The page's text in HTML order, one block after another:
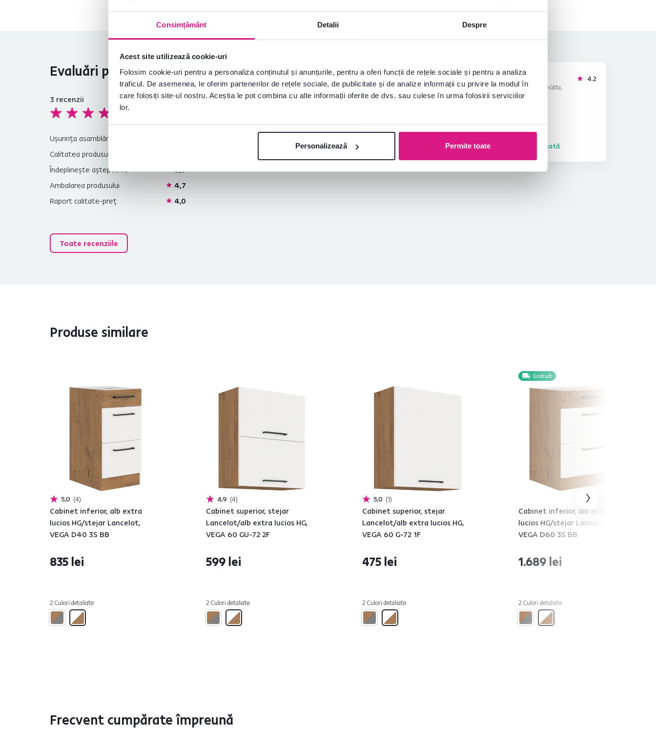
Consimțământ Detalii Despre
Acest site utilizează cookie-uri
Folosim cookie-uri pentru a personaliza conținutul și anunțurile, pentru a oferi funcții de rețele sociale și pentru a analiza
traficul. De asemenea, le oferim partenerilor de rețele sociale, de publicitate și de analize informații cu privire la modul în
care folosiți site-ul nostru. Aceștia le pot combina cu alte informații oferite de dvs. sau culese în urma folosirii serviciilor
lor.
Personalizează Permite toate
Evaluări produs
3 recenzii
Ușurința asamblării
Calitatea produsului
Îndeplinește așteptările
5,0
Ambalarea produsului
4,7
Raport calitate-preț
4,0
Toate recenziile
V
Vladimír B.
8.5.2026, Veľký Lom,
Slovacia
5stele
H
Henrietta F.
5.10.2023, Debrecen,
Ungaria
stele
altă versiune.
E
Evka P.
17.7.2024, Hnúšťa,
Slovacia
4.2
Achiziție verificată
Produse similare
5,0 4
Cabinet inferior, alb extra
lucios HG/stejar Lancelot,
VEGA D40 3S BB
835 lei
2 Culori detaliate
4,9 4
Cabinet superior, stejar
Lancelot/alb extra lucios HG,
VEGA 60 GU-72 2F
599 lei
2 Culori detaliate
5,0 1
Cabinet superior, stejar
Lancelot/alb extra lucios HG,
VEGA 60 G-72 1F
475 lei
2 Culori detaliate
Gratuit
Cabinet inferior, alb extra
lucios HG/stejar Lancelot,
VEGA D60 3S BB
1.689 lei
2 Culori detaliate
Frecvent cumpărate împreună